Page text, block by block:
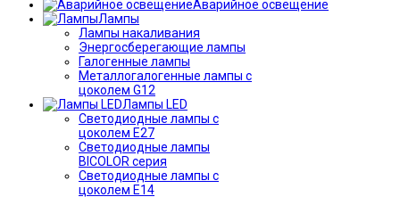
Аварийное освещение
Лампы
Лампы накаливания
Энергосберегающие лампы
Галогенные лампы
Металлогалогенные лампы с
цоколем G12
Лампы LED
Светодиодные лампы с
цоколем E27
Светодиодные лампы
BICOLOR серия
Светодиодные лампы с
цоколем E14